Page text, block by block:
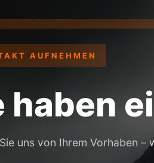
AUFNEHMEN
haben
uns von Ihrem Vorhaben